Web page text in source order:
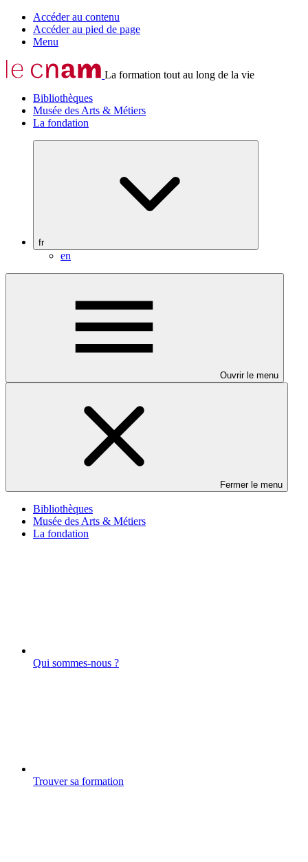
Accéder au contenu
Accéder au pied de page
Menu
La formation tout au long de la vie
Bibliothèques
Musée des Arts & Métiers
La fondation
fr
en
Ouvrir le menu
Fermer le menu
Bibliothèques
Musée des Arts & Métiers
La fondation
Qui sommes-nous ?
Trouver sa formation